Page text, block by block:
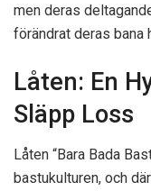
men deras
förändrat deras bana
Låten: En
Släpp Loss
Låten “Bara Bada
bastukulturen, och